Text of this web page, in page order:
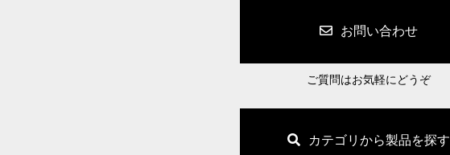
お問い合わせ
ご質問はお気軽にどうぞ
カテゴリから製品を探す